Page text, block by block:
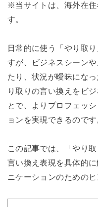
※当サイトは、海外在住
す。
日常的に使う「やり取
すが、ビジネスシーン
たり、状況が曖昧にな
り取りの言い換えをビ
とで、よりプロフェッ
ョンを実現できるのです
この記事では、「やり
言い換え表現を具体的
ニケーションのための